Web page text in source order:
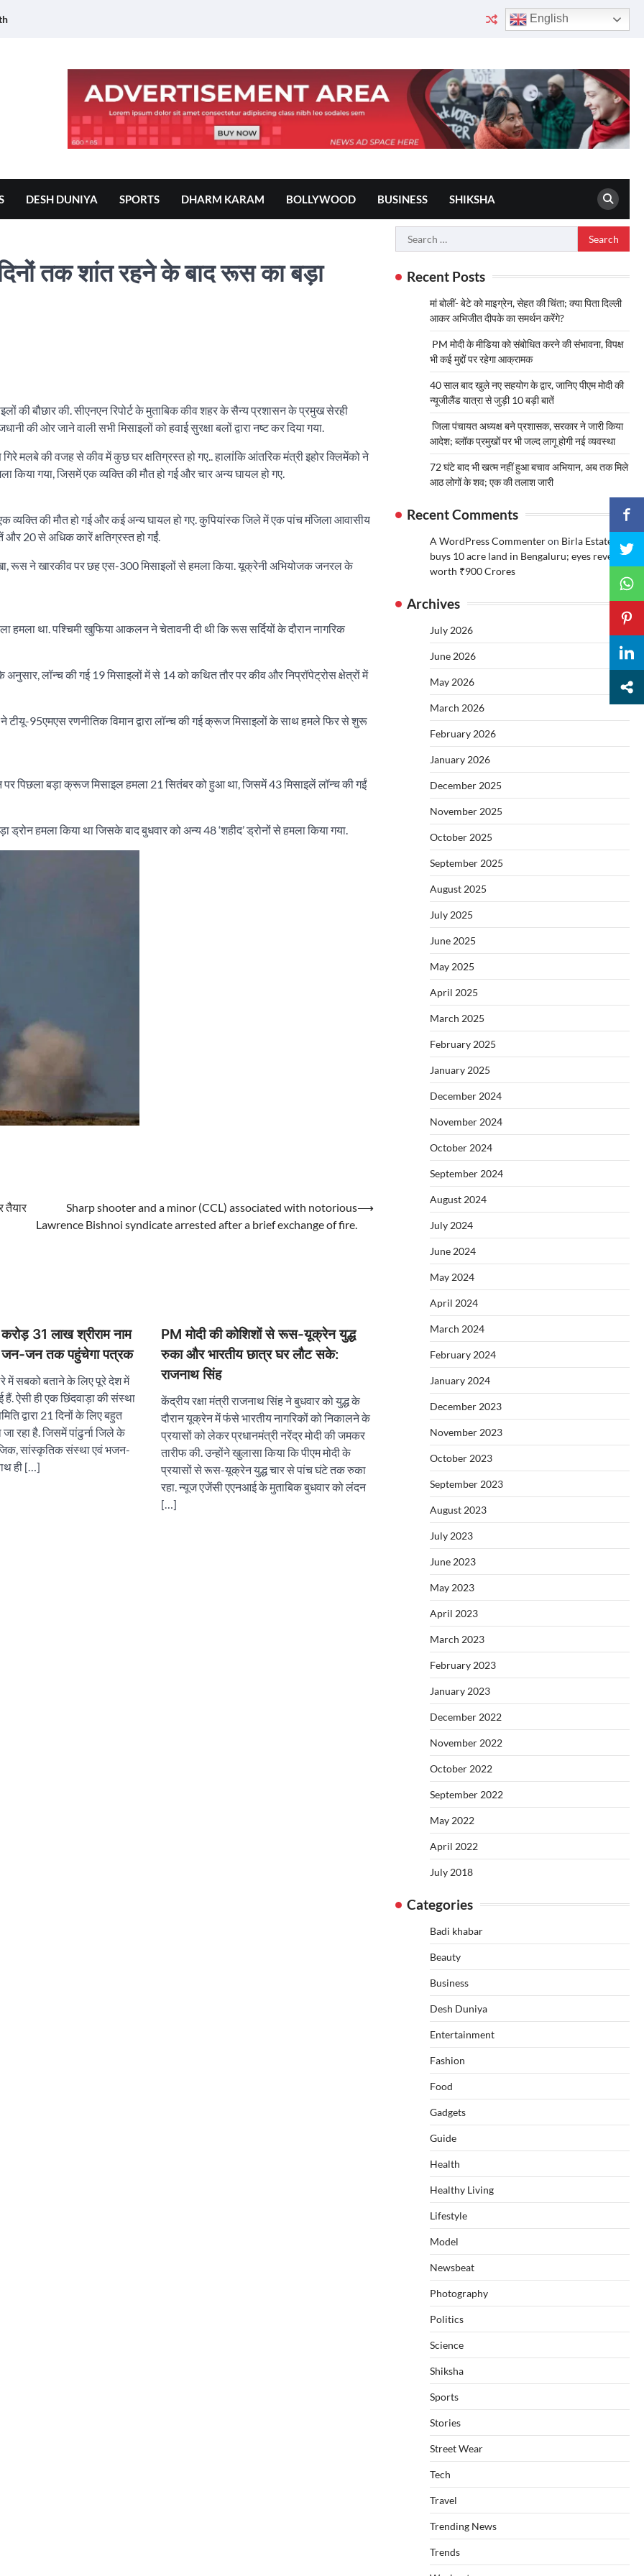
English
DESH DUNIYA SPORTS DHARM KARAM BOLLYWOOD BUSINESS SHIKSHA
तक शांत रहने के बाद रूस का बड़ा
की बौछार की. सीएनएन रिपोर्ट के मुताबिक कीव शहर के सैन्य प्रशासन के प्रमुख सेरही
ओर जाने वाली सभी मिसाइलों को हवाई सुरक्षा बलों द्वारा नष्ट कर दिया गया.
मलबे की वजह से कीव में कुछ घर क्षतिग्रस्त हो गए.. हालांकि आंतरिक मंत्री इहोर क्लिमेंको ने
किया गया, जिसमें एक व्यक्ति की मौत हो गई और चार अन्य घायल हो गए.
एक व्यक्ति की मौत हो गई और कई अन्य घायल हो गए. कुपियांस्क जिले में एक पांच मंजिला आवासीय
और 20 से अधिक कारें क्षतिग्रस्त हो गईं.
रूस ने खारकीव पर छह एस-300 मिसाइलों से हमला किया. यूक्रेनी अभियोजक जनरल के
हमला था. पश्चिमी खुफिया आकलन ने चेतावनी दी थी कि रूस सर्दियों के दौरान नागरिक
लॉन्च की गई 19 मिसाइलों में से 14 को कथित तौर पर कीव और निप्रॉपेट्रोस क्षेत्रों में
टीयू-95एमएस रणनीतिक विमान द्वारा लॉन्च की गई क्रूज मिसाइलों के साथ हमले फिर से शुरू
बड़ा क्रूज मिसाइल हमला 21 सितंबर को हुआ था, जिसमें 43 मिसाइलें लॉन्च की गईं
ड्रोन हमला किया था जिसके बाद बुधवार को अन्य 48 ‘शहीद’ ड्रोनों से हमला किया गया.
तैयार
Sharp shooter and a minor (CCL) associated with notorious
Lawrence Bishnoi syndicate arrested after a brief exchange of fire.
⟶
31 लाख श्रीराम नाम
जन-जन तक पहुंचेगा पत्रक
में सबको बताने के लिए पूरे देश में
ऐसी ही एक छिंदवाड़ा की संस्था
द्वारा 21 दिनों के लिए बहुत
रहा है. जिसमें पांढुर्ना जिले के
सांस्कृतिक संस्था एवं भजन-
ही […]
PM मोदी की कोशिशों से रूस-यूक्रेन युद्ध
रुका और भारतीय छात्र घर लौट सके:
राजनाथ सिंह
केंद्रीय रक्षा मंत्री राजनाथ सिंह ने बुधवार को युद्ध के
दौरान यूक्रेन में फंसे भारतीय नागरिकों को निकालने के
प्रयासों को लेकर प्रधानमंत्री नरेंद्र मोदी की जमकर
तारीफ की. उन्होंने खुलासा किया कि पीएम मोदी के
प्रयासों से रूस-यूक्रेन युद्ध चार से पांच घंटे तक रुका
रहा. न्यूज एजेंसी एएनआई के मुताबिक बुधवार को लंदन
[…]
Search
for:
Recent Posts
मां बोलीं- बेटे को माइग्रेन, सेहत की चिंता; क्या पिता दिल्ली
आकर अभिजीत दीपके का समर्थन करेंगे?
PM मोदी के मीडिया को संबोधित करने की संभावना, विपक्ष
भी कई मुद्दों पर रहेगा आक्रामक
40 साल बाद खुले नए सहयोग के द्वार, जानिए पीएम मोदी की
न्यूजीलैंड यात्रा से जुड़ी 10 बड़ी बातें
जिला पंचायत अध्यक्ष बने प्रशासक, सरकार ने जारी किया
आदेश; ब्लॉक प्रमुखों पर भी जल्द लागू होगी नई व्यवस्था
72 घंटे बाद भी खत्म नहीं हुआ बचाव अभियान, अब तक मिले
आठ लोगों के शव; एक की तलाश जारी
Recent Comments
A WordPress Commenteron Birla Estates
buys 10 acre land in Bengaluru; eyes revenue
worth ₹900 Crores
Archives
July 2026
June 2026
May 2026
March 2026
February 2026
January 2026
December 2025
November 2025
October 2025
September 2025
August 2025
July 2025
June 2025
May 2025
April 2025
March 2025
February 2025
January 2025
December 2024
November 2024
October 2024
September 2024
August 2024
July 2024
June 2024
May 2024
April 2024
March 2024
February 2024
January 2024
December 2023
November 2023
October 2023
September 2023
August 2023
July 2023
June 2023
May 2023
April 2023
March 2023
February 2023
January 2023
December 2022
November 2022
October 2022
September 2022
May 2022
April 2022
July 2018
Categories
Badi khabar
Beauty
Business
Desh Duniya
Entertainment
Fashion
Food
Gadgets
Guide
Health
Healthy Living
Lifestyle
Model
Newsbeat
Photography
Politics
Science
Shiksha
Sports
Stories
Street Wear
Tech
Travel
Trending News
Trends